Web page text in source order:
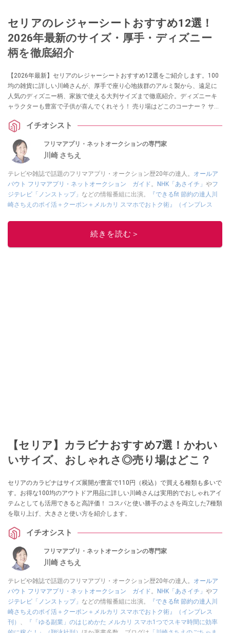
セリアのレジャーシートおすすめ12選！
2026年最新のサイズ・厚手・ディズニー
柄を徹底紹介
【2026年最新】セリアのレジャーシートおすすめ12選をご紹介します。100
均の雑貨に詳しい川崎さんが、厚手で座り心地抜群のアルミ製から、遠足に
人気のディズニー柄、家族で使える大判サイズまで徹底紹介。ディズニーキ
ャラクターも豊富で子供が喜んでくれそう！ 売り場はどこのコーナー？ サン
イチオシスト
フリマアプリ・ネットオークションの専門家
川崎 さちえ
テレビや雑誌で話題のフリマアプリ・オークション歴20年の達人。 オールア
バウト フリマアプリ・ネットオークション ガイド 。 NHK「あさイチ」 やフ
ジテレビ「ノンストップ」 などの情報番組に出演。
『できるfit 節約の達人川
崎さちえのポイ活＋クーポン＋メルカリ スマホでおトク術』（インプレス
的に稼ぐ！』（翔泳社刊）
■経歴：2003年、夫が子育てをするために、突然会社を辞める。翌月からの
続きを読む＞
【セリア】カラビナおすすめ7選！かわい
いサイズ、おしゃれさ◎売り場はどこ？
セリアのカラビナはサイズ展開が豊富で110円（税込）で買える種類も多いで
す。お得な100均のアウトドア用品に詳しい川崎さんは実用的でおしゃれアイ
テムとしても活用できると高評価！ コスパと使い勝手のよさを両立した7種類
を取り上げ、大きさと使い方を紹介します。
イチオシスト
フリマアプリ・ネットオークションの専門家
川崎 さちえ
テレビや雑誌で話題のフリマアプリ・オークション歴20年の達人。 オールア
バウト フリマアプリ・ネットオークション ガイド 。 NHK「あさイチ」 やフ
ジテレビ「ノンストップ」 などの情報番組に出演。
『できるfit 節約の達人川
崎さちえのポイ活＋クーポン＋メルカリ スマホでおトク術』（インプレス
刊）
『「ゆる副業」のはじめかた メルカリ スマホ1つでスキマ時間に効率
的に稼ぐ！』（翔泳社刊） ほか著書多数。ブログは 「川崎さちえのごちゃま